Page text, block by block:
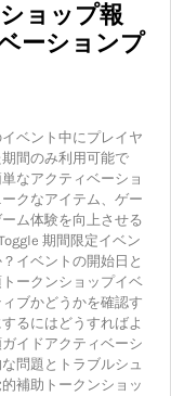
ョップ報
ーションプ
ベント中にプレイヤ
間のみ利用可能で
なアクティベーショ
クなアイテム、ゲー
ム体験を向上させる
期間限定イベン
イベントの開始日と
ークンショップイベ
ブかどうかを確認す
るにはどうすればよ
イドアクティベーシ
問題とトラブルシュ
補助トークンショッ